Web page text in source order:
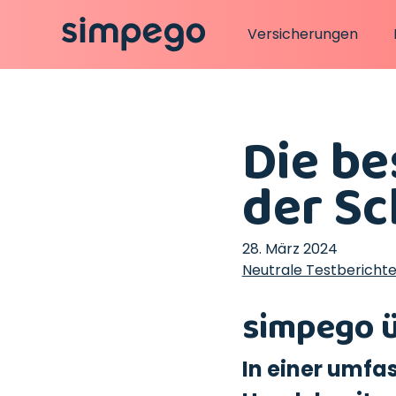
Versicherungen
Die
der
28. März 2024
Neutrale
In einer